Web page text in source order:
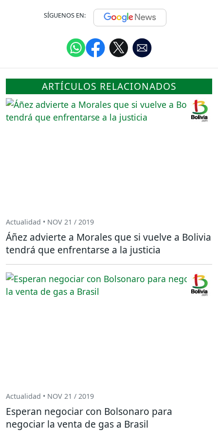
SÍGUENOS EN:
ARTÍCULOS RELACIONADOS
Actualidad • NOV 21 / 2019
Áñez advierte a Morales que si vuelve a Bolivia
tendrá que enfrentarse a la justicia
Actualidad • NOV 21 / 2019
Esperan negociar con Bolsonaro para
negociar la venta de gas a Brasil